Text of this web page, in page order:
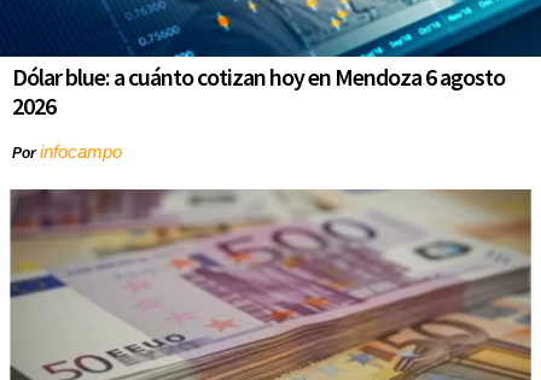
Dólar blue: a cuánto cotizan hoy en Mendoza 6 agosto
2026
Porinfocampo